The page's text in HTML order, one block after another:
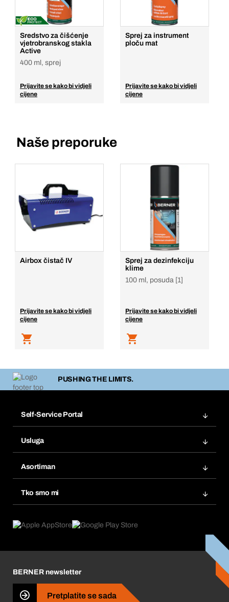
Sredstvo za čišćenje
vjetrobranskog stakla
Active
400 ml, sprej
Prijavite se kako bi vidjeli
cijene
Sprej za instrument
ploču mat
Prijavite se kako bi vidjeli
cijene
Naše preporuke
Airbox čistač IV
Prijavite se kako bi vidjeli
cijene
Sprej za dezinfekciju
klime
100 ml, posuda [1]
Prijavite se kako bi vidjeli
cijene
PUSHING THE LIMITS.
Self-Service Portal
Popisi želja
Ponovno naručivanje
Pretplate
Usluga
Tražitelji proizvoda
Asortiman
Tko smo mi
Što nas pokreće
Business Conduct
BERNER newsletter
Pretplatite se sada